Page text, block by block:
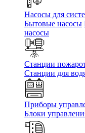
Насосы для
Бытовые насосы
насосы
Станции
Станции для
Приборы
Блоки